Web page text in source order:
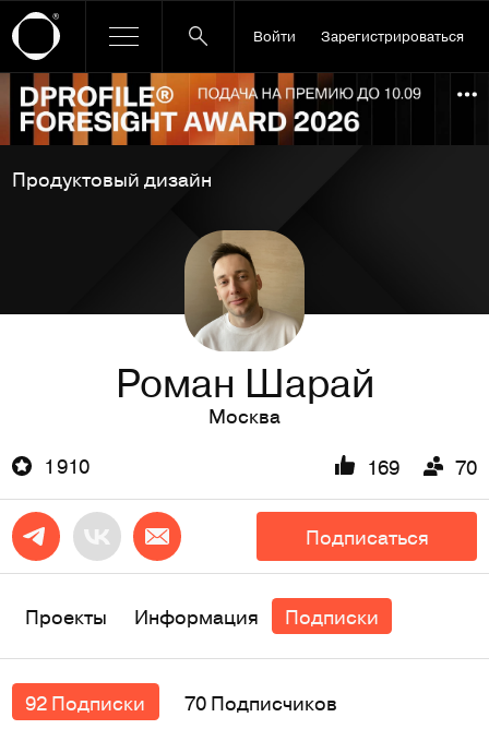
Войти Зарегистрироваться
Ссылка баннера
Продуктовый дизайн
Роман Шарай
Москва
1 910
169 70
Подписаться
Проекты Информация Подписки
92 Подписки 70 Подписчиков